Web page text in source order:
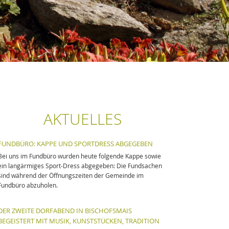
AKTUELLES
KAPPE UND SPORTDRESS ABGEGEBEN
uns im Fundbüro wurden heute folgende Kappe sowie
langärmiges Sport-Dress abgegeben: Die Fundsachen
während der Öffnungszeiten der Gemeinde im
abzuholen.
ZWEITE DORFABEND IN BISCHOFSMAIS
MIT MUSIK, KUNSTSTÜCKEN, TRADITION